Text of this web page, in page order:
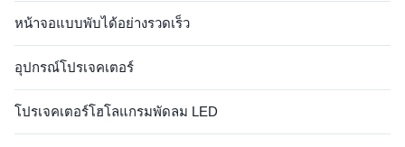
หน้าจอแบบพับได้อย่างรวดเร็ว
อุปกรณ์โปรเจคเตอร์
โปรเจคเตอร์โฮโลแกรมพัดลม LED